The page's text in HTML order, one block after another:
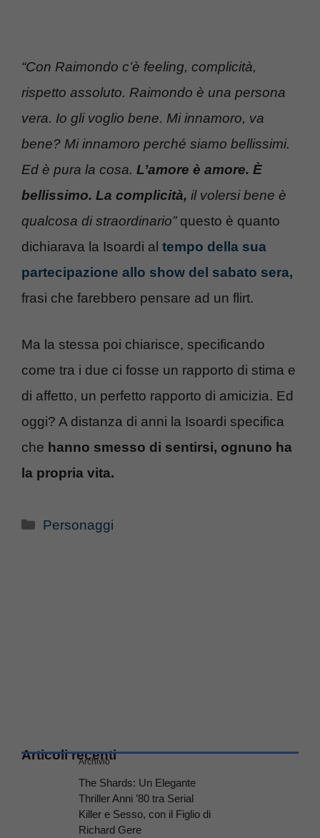
“Con Raimondo c’è feeling, complicità,
rispetto assoluto. Raimondo è una persona
vera. Io gli voglio bene. Mi innamoro, va
bene? Mi innamoro perché siamo bellissimi.
Ed è pura la cosa. L’amore è amore. È
bellissimo. La complicità, il volersi bene è
qualcosa di straordinario”questo è quanto
dichiarava la Isoardi al tempo della sua
partecipazione allo show del sabato sera,
frasi che farebbero pensare ad un flirt.
Ma la stessa poi chiarisce, specificando
come tra i due ci fosse un rapporto di stima e
di affetto, un perfetto rapporto di amicizia. Ed
oggi? A distanza di anni la Isoardi specifica
che hanno smesso di sentirsi, ognuno ha
la propria vita.
Categorie
Personaggi
Articoli recenti
Archivio
The Shards: Un Elegante
Thriller Anni ’80 tra Serial
Killer e Sesso, con il Figlio di
Richard Gere